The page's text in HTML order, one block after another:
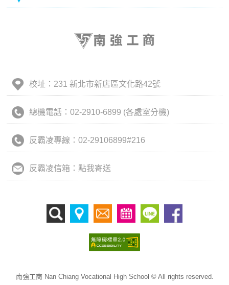
校址：231 新北市新店區文化路42號
總機電話：02-2910-6899 (各處室分機)
反霸凌專線：02-29106899#216
反霸凌信箱：點我寄送
南強工商 Nan Chiang Vocational High School © All rights reserved.